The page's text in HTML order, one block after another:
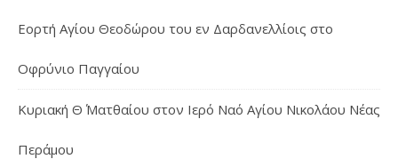
Εορτή Αγίου Θεοδώρου του εν Δαρδανελλίοις στο
Οφρύνιο Παγγαίου
Κυριακή Θ΄ Ματθαίου στον Ιερό Ναό Αγίου Νικολάου Νέας
Περάμου